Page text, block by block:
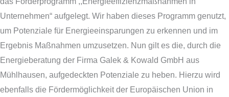
Unternehmen“ aufgelegt. Wir haben dieses Programm genutzt,
um Potenziale für Energieeinsparungen zu erkennen und im
Ergebnis Maßnahmen umzusetzen. Nun gilt es die, durch die
Energieberatung der Firma Galek & Kowald GmbH aus
Mühlhausen, aufgedeckten Potenziale zu heben. Hierzu wird
ebenfalls die Fördermöglichkeit der Europäischen Union in